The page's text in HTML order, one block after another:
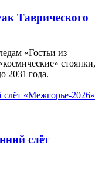
Таврического
«Гостьи из
стоянки,
2031 года.
слёт